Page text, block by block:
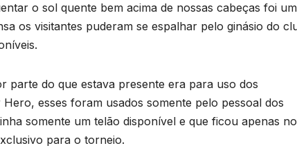
o sol quente bem acima de nossas cabeças foi um
os visitantes puderam se espalhar pelo ginásio do
parte do que estava presente era para uso dos
esses foram usados somente pelo pessoal dos
somente um telão disponível e que ficou apenas no
para o torneio.